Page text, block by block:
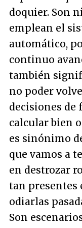
doquier. Son
emplean el
automático,
continuo
también
no poder
decisiones de
calcular bien
es sinónimo
que vamos a
en destrozar
tan presentes
odiarlas
Son